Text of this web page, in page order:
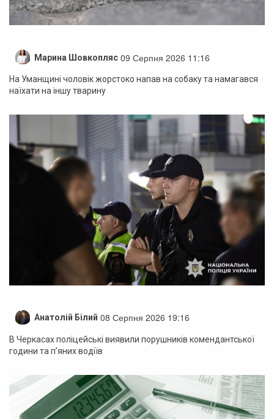
Марина Шовкопляс 09 Серпня 2026 11:16
На Уманщині чоловік жорстоко напав на собаку та намагався
наїхати на іншу тварину
Анатолій Білий 08 Серпня 2026 19:16
В Черкасах поліцейські виявили порушників комендантської
години та п’яних водіїв